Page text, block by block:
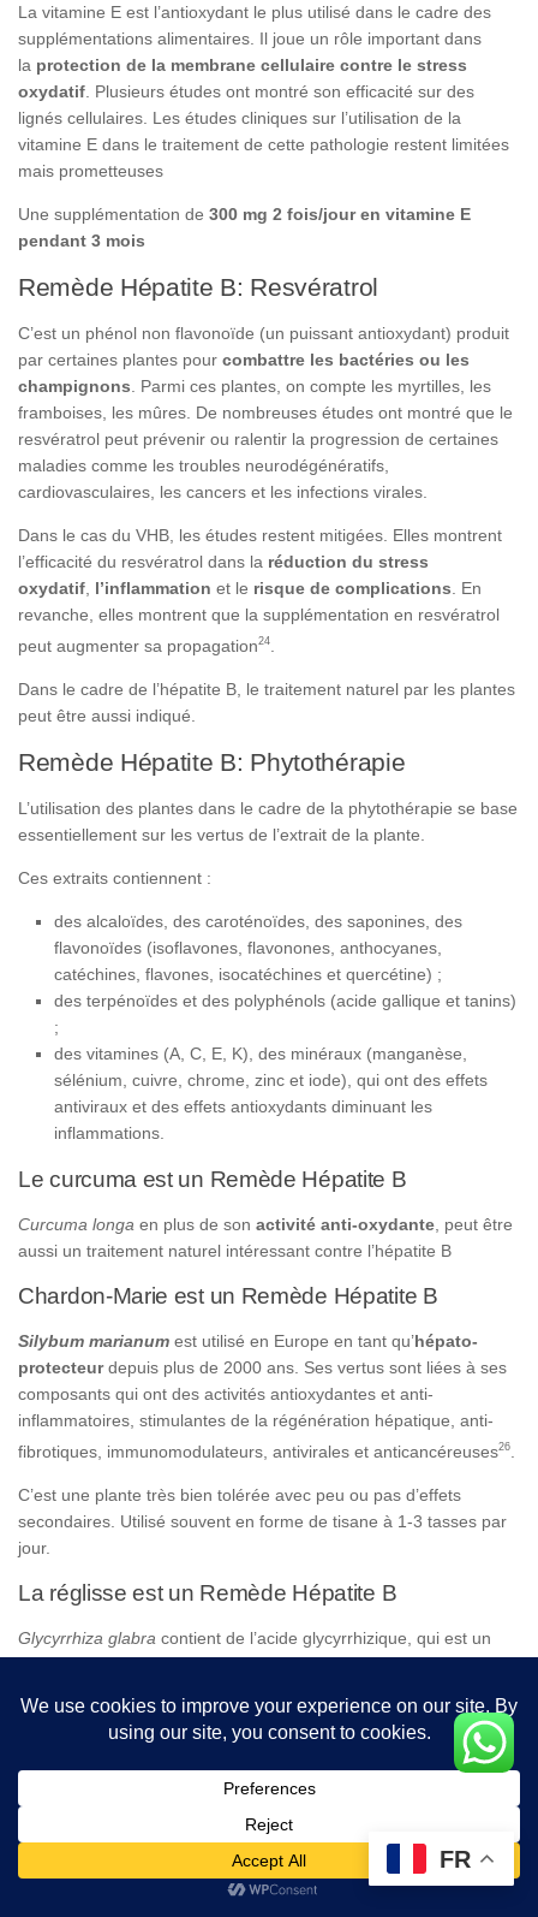
La vitamine E est l’antioxydant le plus utilisé dans le cadre des
supplémentations alimentaires. Il joue un rôle important dans
la protection de la membrane cellulaire contre le stress
oxydatif . Plusieurs études ont montré son efficacité sur des
lignés cellulaires. Les études cliniques sur l’utilisation de la
vitamine E dans le traitement de cette pathologie restent limitées
mais prometteuses
Une supplémentation de 300 mg 2 fois/jour en vitamine E
pendant 3 mois
Remède Hépatite B: Resvératrol
C’est un phénol non flavonoïde (un puissant antioxydant) produit
par certaines plantes pour combattre les bactéries ou les
champignons . Parmi ces plantes, on compte les myrtilles, les
framboises, les mûres. De nombreuses études ont montré que le
resvératrol peut prévenir ou ralentir la progression de certaines
maladies comme les troubles neurodégénératifs,
cardiovasculaires, les cancers et les infections virales.
Dans le cas du VHB, les études restent mitigées. Elles montrent
l’efficacité du resvératrol dans la réduction du stress
oxydatif l’inflammation et le risque de complications . En
revanche, elles montrent que la supplémentation en resvératrol
peut augmenter sa propagation24
Dans le cadre de l’hépatite B, le traitement naturel par les plantes
peut être aussi indiqué.
Remède Hépatite B: Phytothérapie
L’utilisation des plantes dans le cadre de la phytothérapie se base
essentiellement sur les vertus de l’extrait de la plante.
Ces extraits contiennent :
des alcaloïdes, des caroténoïdes, des saponines, des
flavonoïdes (isoflavones, flavonones, anthocyanes,
catéchines, flavones, isocatéchines et quercétine) ;
des terpénoïdes et des polyphénols (acide gallique et tanins)
;
des vitamines (A, C, E, K), des minéraux (manganèse,
sélénium, cuivre, chrome, zinc et iode), qui ont des effets
antiviraux et des effets antioxydants diminuant les
inflammations.
Le curcuma est un Remède Hépatite B
Curcuma longa en plus de son activité anti-oxydante , peut être
aussi un traitement naturel intéressant contre l’hépatite B
Chardon-Marie est un Remède Hépatite B
Silybum marianum est utilisé en Europe en tant qu’hépato-
protecteurdepuis plus de 2000 ans. Ses vertus sont liées à ses
composants qui ont des activités antioxydantes et anti-
inflammatoires, stimulantes de la régénération hépatique, anti-
fibrotiques, immunomodulateurs, antivirales et anticancéreuses26
C’est une plante très bien tolérée avec peu ou pas d’effets
secondaires. Utilisé souvent en forme de tisane à 1-3 tasses par
jour.
La réglisse est un Remède Hépatite B
Glycyrrhiza glabra contient de l’acide glycyrrhizique, qui est un
études sur des lignés cellulaires ont montré son efficacité, comme
traitement naturel, contre le virus de l’hépatite B.
Ses propriétés hépatoprotectrices ont été prouvées dans les
Poivre long est aussi un Remède Hépatite B
FR